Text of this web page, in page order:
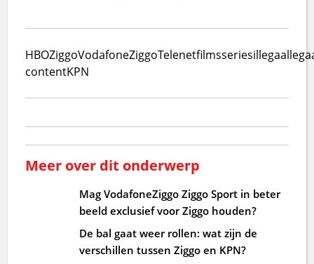
HBOZiggoVodafoneZiggoTelenetfilmsseriesillegaal
contentKPN
Meer over dit onderwerp
Mag VodafoneZiggo Ziggo Sport in beter
beeld exclusief voor Ziggo houden?
De bal gaat weer rollen: wat zijn de
verschillen tussen Ziggo en KPN?